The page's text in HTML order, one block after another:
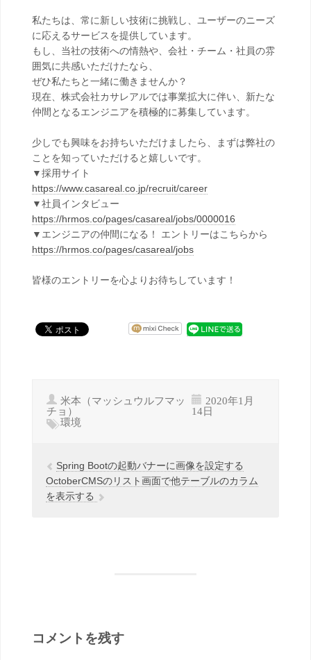
私たちは、常に新しい技術に挑戦し、ユーザーのニーズ
に応えるサービスを提供しています。
もし、当社の技術への情熱や、会社・チーム・社員の雰
囲気に共感いただけたなら、
ぜひ私たちと一緒に働きませんか？
現在、株式会社カサレアルでは事業拡大に伴い、新たな
仲間となるエンジニアを積極的に募集しています。
少しでも興味をお持ちいただけましたら、まずは弊社の
ことを知っていただけると嬉しいです。
▼採用サイト
https://www.casareal.co.jp/recruit/career
▼社員インタビュー
https://hrmos.co/pages/casareal/jobs/0000016
▼エンジニアの仲間になる！ エントリーはこちらから
https://hrmos.co/pages/casareal/jobs
皆様のエントリーを心よりお待ちしています！
米本（マッシュウルフマッ
チョ）
2020年1月
14日
環境
Spring Bootの起動バナーに画像を設定する
OctoberCMSのリスト画面で他テーブルのカラム
を表示する
コメントを残す